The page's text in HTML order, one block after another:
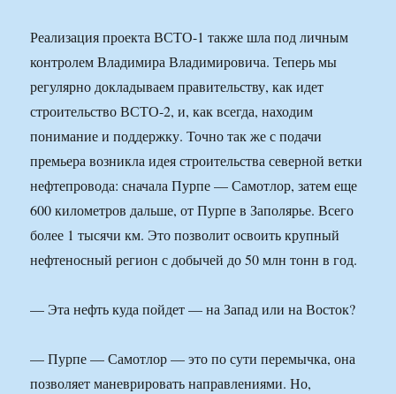
Реализация проекта ВСТО-1 также шла под личным
контролем Владимира Владимировича. Теперь мы
регулярно докладываем правительству, как идет
строительство ВСТО-2, и, как всегда, находим
понимание и поддержку. Точно так же с подачи
премьера возникла идея строительства северной ветки
нефтепровода: сначала Пурпе — Самотлор, затем еще
600 километров дальше, от Пурпе в Заполярье. Всего
более 1 тысячи км. Это позволит освоить крупный
нефтеносный регион с добычей до 50 млн тонн в год.
— Эта нефть куда пойдет — на Запад или на Восток?
— Пурпе — Самотлор — это по сути перемычка, она
позволяет маневрировать направлениями. Но,